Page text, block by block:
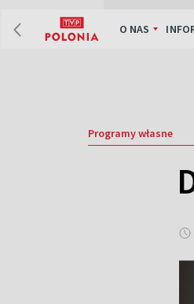
O NAS
Programy własne